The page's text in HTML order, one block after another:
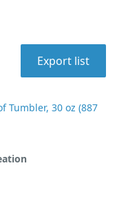
Export list
Tumbler, 30 oz (887